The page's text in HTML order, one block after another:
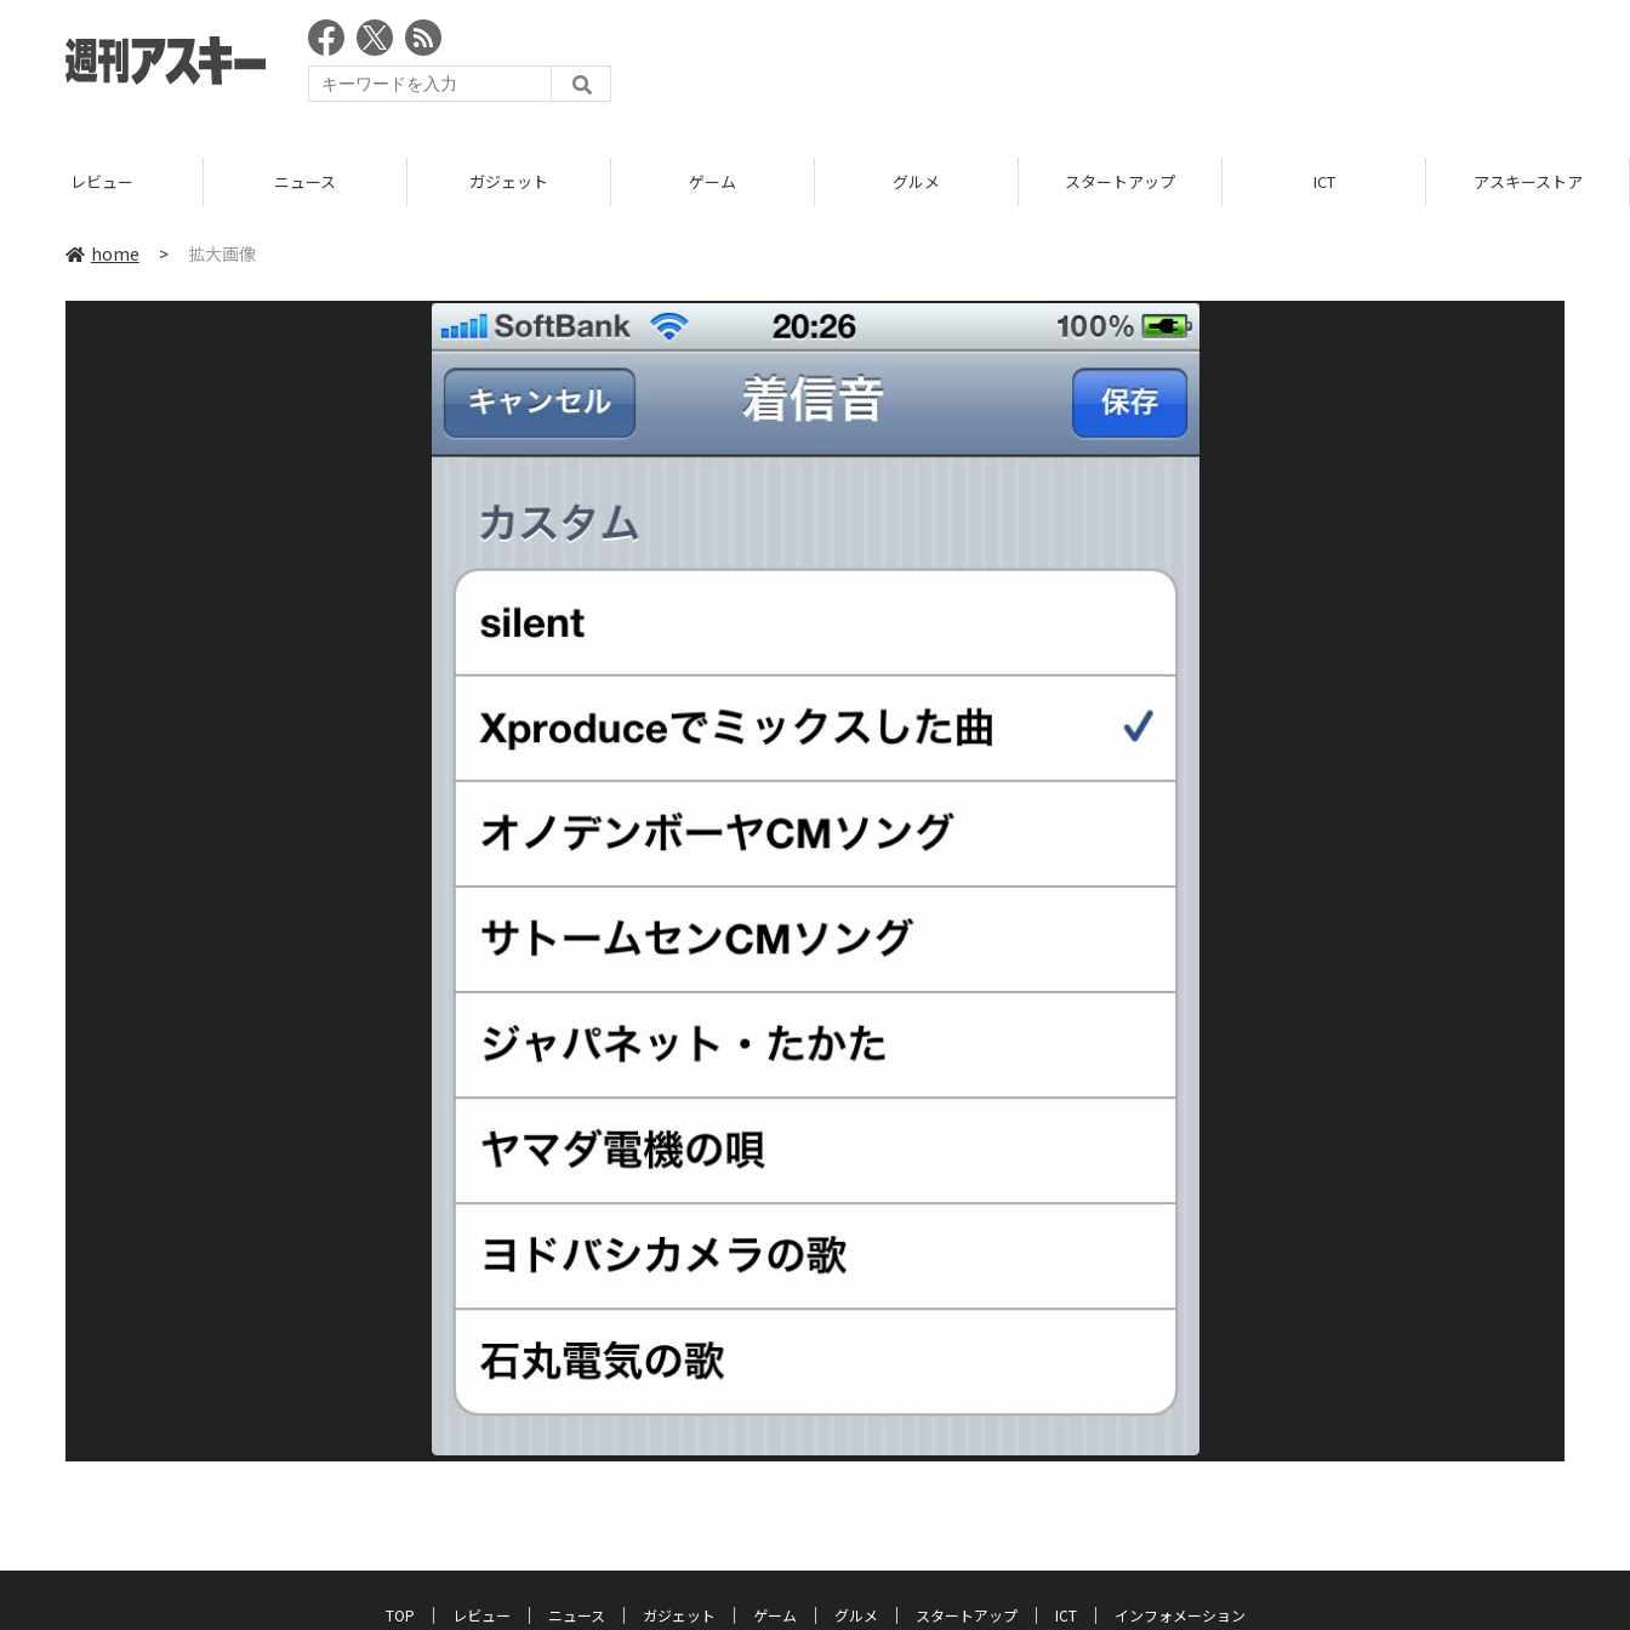
レビュー ニュース ガジェット ゲーム グルメ スタートアップ ICT アスキーストア
home > 拡大画像
TOP レビュー ニュース ガジェット ゲーム グルメ スタートアップ ICT インフォメーション